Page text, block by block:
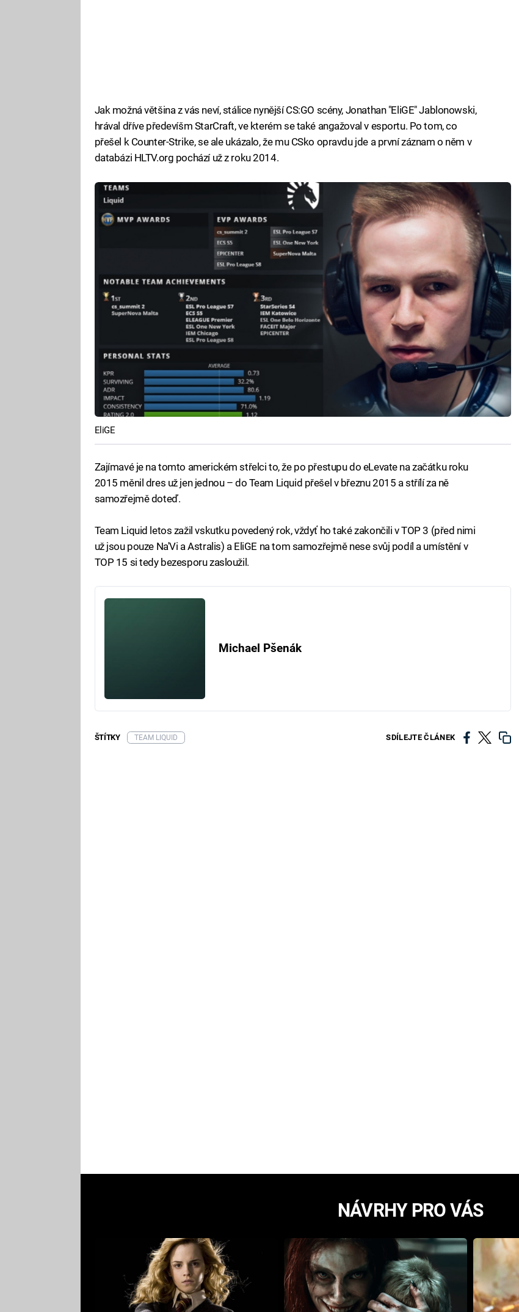
Jak možná většina z vás neví, stálice nynější CS:GO scény, Jonathan "EliGE" Jablonowski,
hrával dříve předevíšm StarCraft, ve kterém se také angažoval v esportu. Po tom, co
přešel k Counter-Strike, se ale ukázalo, že mu CSko opravdu jde a první záznam o něm v
databázi HLTV.org pochází už z roku 2014.
EliGE
Zajímavé je na tomto americkém střelci to, že po přestupu do eLevate na začátku roku
2015 měnil dres už jen jednou – do Team Liquid přešel v březnu 2015 a střílí za ně
samozřejmě doteď.
Team Liquid letos zažil vskutku povedený rok, vždyť ho také zakončili v TOP 3 (před nimi
už jsou pouze Na'Vi a Astralis) a EliGE na tom samozřejmě nese svůj podíl a umístění v
TOP 15 si tedy bezesporu zasloužil.
Michael Pšenák
SDÍLEJTE ČLÁNEK
ŠTÍTKY TEAM LIQUID
NÁVRHY PRO VÁS